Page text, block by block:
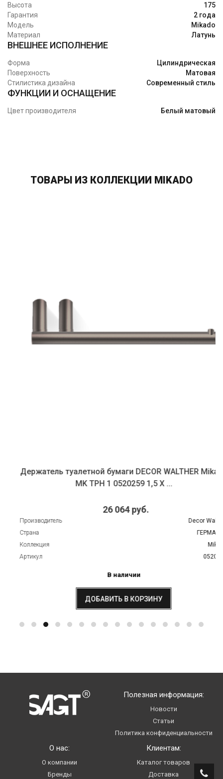
Высота
175
Гарантия
2 года
Модель
Mikado
Материал
Латунь
ВНЕШНЕЕ ИСПОЛНЕНИЕ
Форма
Цилиндрическая
Поверхность
Матовая
Стилистика дизайна
Современный стиль
ФУНКЦИИ И ОСНАЩЕНИЕ
Цвет производителя Белый матовый
ТОВАРЫ ИЗ КОЛЛЕКЦИИ MIKADO
Держатель туалетной бумаги DECOR WALTHER Mikado
MK TPH 1 0520259 1,5 X ...
26 064 руб.
Производитель
Decor Walther
Страна
ГЕРМАНИЯ
Коллекция
Mikado
Артикул
0520259
В наличии
ДОБАВИТЬ В КОРЗИНУ
О нас:
О компании
Бренды
Клиентам:
Каталог товаров
Доставка
Полезная информация:
Новости
Статьи
Политика конфиденциальности